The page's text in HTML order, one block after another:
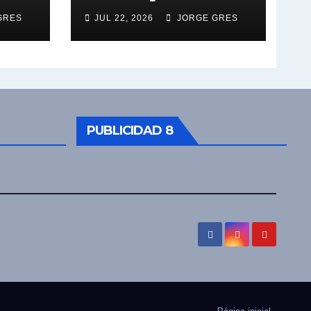
JUL 22, 2026 JORGE GRES
PUBLICIDAD 8